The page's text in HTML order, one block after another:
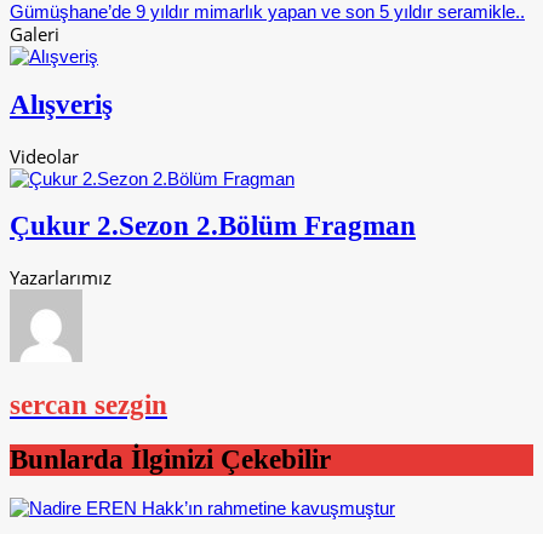
Gümüşhane’de 9 yıldır mimarlık yapan ve son 5 yıldır seramikle..
Galeri
Alışveriş
Videolar
Çukur 2.Sezon 2.Bölüm Fragman
Yazarlarımız
sercan sezgin
Bunlarda İlginizi Çekebilir